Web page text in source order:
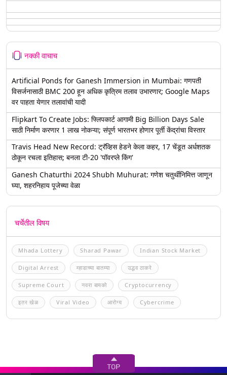
नक्की वाचाच
Artificial Ponds for Ganesh Immersion in Mumbai: गणपती
विसर्जनासाठी BMC 200 हून अधिक कृत्रिम तलाव उभारणार; Google Maps
वर पाहता येणार तलावांची यादी
Flipkart To Create Jobs: फ्लिपकार्ट आगामी Big Billion Days Sale
साठी निर्माण करणार 1 लाख नोकऱ्या; संपूर्ण भारतभर होणार पूर्ती केंद्रांचा विस्तार
Travis Head New Record: ट्रॅव्हिस हेडने केला कहर, 17 चेंडूत अर्धशतक
ठोकून रचला इतिहास; बनला टी-20 'पॉवरप्ले किंग'
Ganesh Chaturthi 2024 Shubh Muhurat: गणेश चतुर्थीनिमित्त जाणून
घ्या, शहरनिहाय पूजेच्या वेळा
चर्चेतील विषय
Mhada Lottery Sharad Pawar Indian Stock Market
Digital Arrest म्हाडाच्या बातम्या उद्धव ठाकरे
Supreme Court नवरा बायको Cryptocurrency
इतर खेळ Viral Video आरोग्य Cybercrime